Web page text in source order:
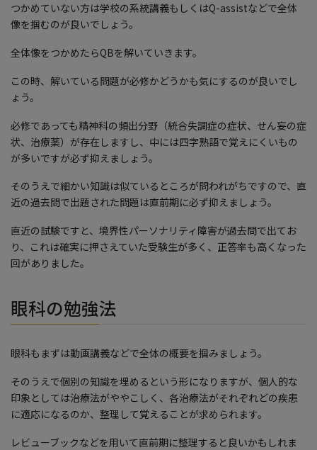
つかめていない方は学校の系統講義もしくはQ-assistなどで全体
像を掴むのが良いでしょう。
全体像をつかめたらQBを解いていきます。
この時、解いている問題が必修かどうかも気にするのが良いでし
ょう。
必修であっても精神科の頻出分野（統合失調症の症状、せん妄の症
状、治療薬）が存在しますし、中には四字熟語で覚えにくいもの
が多いですが必ず抑えましょう。
そのうえで細かい知識は似ているところが問われがちですので、直
近の過去問で出題された問題は直前期に必ず抑えましょう。
直近の試験ですと、境界性パーソナリティ障害が過去問で出てお
り、これは確実に押さえていた受験生が多く、正答率も高くなった
回がありました。
眼科の勉強法
眼科もまずは動画講義などで全体の概要を掴みましょう。
そのうえで個別の知識を埋めるという形になりますが、個人的な
印象としては治療法がややこしく、各治療法がそれぞれどの疾患
に適応になるのか、整理して覚えることが求められます。
レビューブックなどを用いて直前期に整理すると良いかもしれま